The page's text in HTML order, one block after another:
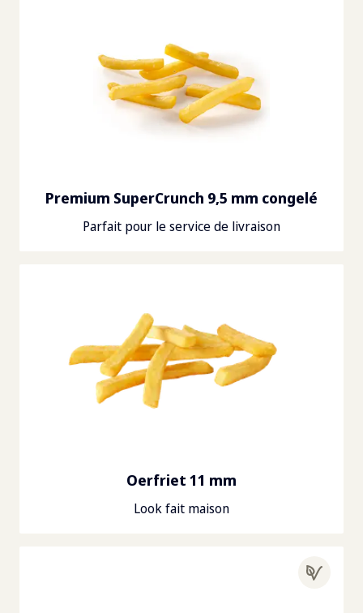
Premium SuperCrunch 9,5 mm congelé
Parfait pour le service de livraison
Oerfriet 11 mm
Look fait maison